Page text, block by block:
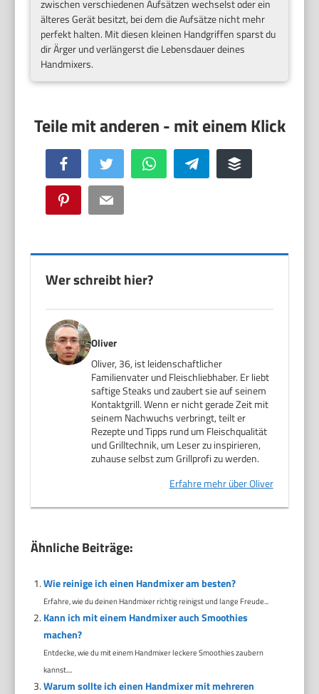
zwischen verschiedenen Aufsätzen wechselst oder ein
älteres Gerät besitzt, bei dem die Aufsätze nicht mehr
perfekt halten. Mit diesen kleinen Handgriffen sparst du
dir Ärger und verlängerst die Lebensdauer deines
Handmixers.
Facebook Twitter WhatsApp Telegram Buffer
Pinterest Email
Wer schreibt hier?
Oliver
Oliver, 36, ist leidenschaftlicher
Familienvater und Fleischliebhaber. Er liebt
saftige Steaks und zaubert sie auf seinem
Kontaktgrill. Wenn er nicht gerade Zeit mit
seinem Nachwuchs verbringt, teilt er
Rezepte und Tipps rund um Fleischqualität
und Grilltechnik, um Leser zu inspirieren,
zuhause selbst zum Grillprofi zu werden.
Erfahre mehr über Oliver
Ähnliche Beiträge:
Wie reinige ich einen Handmixer am besten?
Erfahre, wie du deinen Handmixer richtig reinigst und lange Freude...
Kann ich mit einem Handmixer auch Smoothies
machen?
Entdecke, wie du mit einem Handmixer leckere Smoothies zaubern
kannst....
Warum sollte ich einen Handmixer mit mehreren